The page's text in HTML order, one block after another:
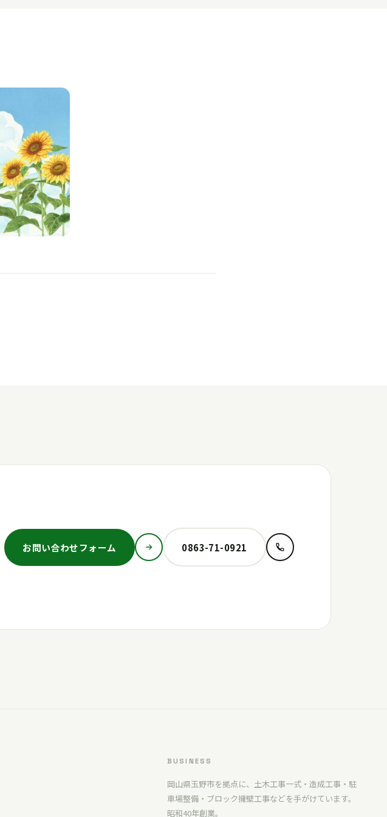
お問い合わせフォーム 0863-71-0921
BUSINESS
岡山県玉野市を拠点に、土木工事一式・造成工事・駐
車場整備・ブロック擁壁工事などを手がけています。
昭和40年創業。